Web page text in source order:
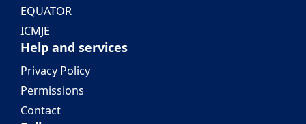
EQUATOR
ICMJE
Help and services
Privacy Policy
Permissions
Contact